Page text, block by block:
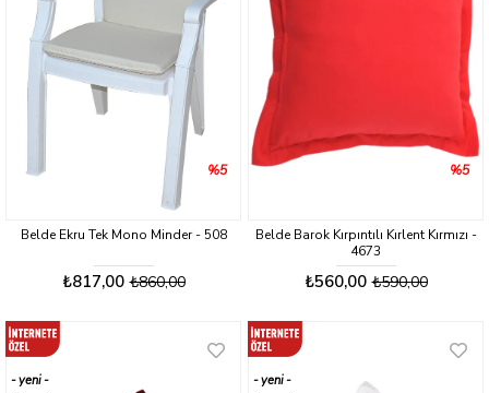
Belde Ekru Tek Mono Minder - 508
₺817,00 ₺860,00
%5
Belde Barok Kırpıntılı Kırlent Kırmızı -
4673
₺560,00 ₺590,00
%5
yeni
yeni